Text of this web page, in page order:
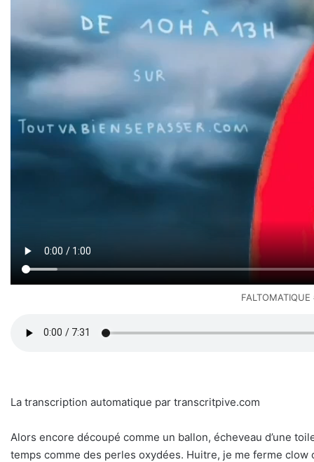
La transcription automatique par transcritpive.com
Alors encore découpé comme un ballon, écheveau d’une
temps comme des perles oxydées. Huitre, je me ferme